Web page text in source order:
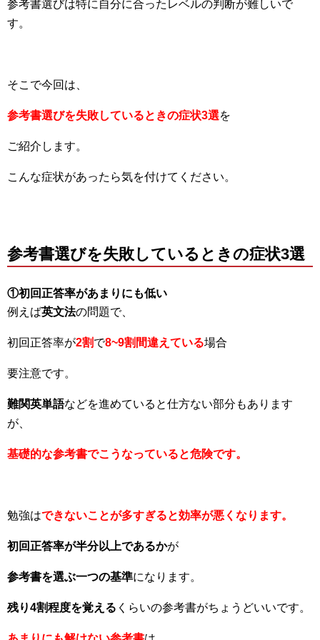
参考書選びは特に自分に合ったレベルの判断が難しいで
す。
そこで今回は、
参考書選びを失敗しているときの症状3選を
ご紹介します。
こんな症状があったら気を付けてください。
参考書選びを失敗しているときの症状3選
①初回正答率があまりにも低い
例えば英文法の問題で、
初回正答率が2割で8~9割間違えている場合
要注意です。
難関英単語などを進めていると仕方ない部分もあります
が、
基礎的な参考書でこうなっていると危険です。
勉強はできないことが多すぎると効率が悪くなります。
初回正答率が半分以上であるかが
参考書を選ぶ一つの基準になります。
残り4割程度を覚える くらいの参考書がちょうどいいです。